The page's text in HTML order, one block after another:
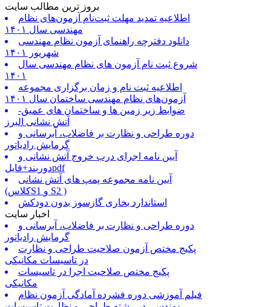
بروز ترین مطالب سایت
اطلاعیه تمدید مهلت ثبت‌نام آزمون‌های نظام
مهندسی سال ۱۴۰۱
دانلود دفترچه راهنمای آزمون نظام مهندسی
شهریور ۱۴۰۱
شروع ثبت نام آزمون های نظام مهندسی سال
۱۴۰۱
اطلاعیه ثبت نام و زمان برگزاری مجموعه
آزمون‌های نظام مهندسی ساختمان سال ۱۴۰۱
ضوابط زیر زمین ها و ساختمان های عمیق-
آتش نشانی البرز
دوره طراحی و نظارت بر فاضلاب، آبرسانی و
گرمایش رادیاتور
آیین نامه اجرای درب خروج آتش نشانی و
دوربند+فایلpdf
آیین نامه مجموعه پمپ های آتش نشانی
(کلاسS1 و S2 )
استاندارد بخاری گازسوز بدون دودکش
اخبار سایت
دوره طراحی و نظارت بر فاضلاب، آبرسانی و
گرمایش رادیاتور
پکیج مختص آزمون صلاحیت طراحی و نظارت
در تاسیسات مکانیکی
پکیج مختص صلاحیت اجرا در تاسیسات
مکانیکی
فیلم آموزشی دوره فشرده آمادگی آزمون نظام